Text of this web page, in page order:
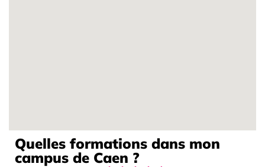
Quelles formations dans mon
campus de Caen ?